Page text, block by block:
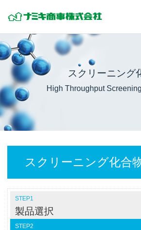
スクリーニング
High Throughput
スクリーニング化合
STEP1
製品選択
STEP2